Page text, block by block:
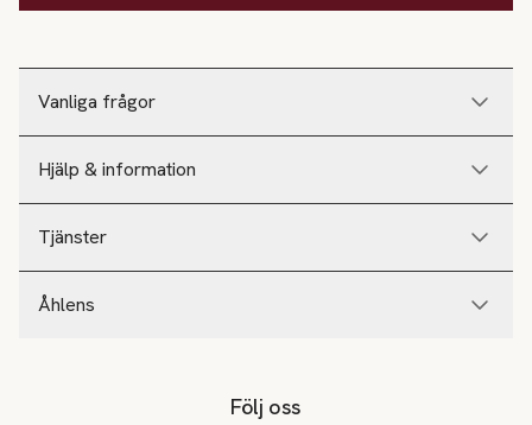
Vanliga frågor
Hjälp & information
Tjänster
Åhlens
Följ oss